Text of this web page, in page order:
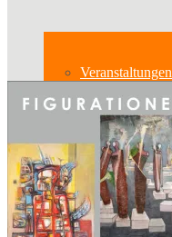
Veranstaltungen
Kategorien